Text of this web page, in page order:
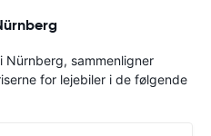
Nürnberg, sammenligner
for lejebiler i de følgende